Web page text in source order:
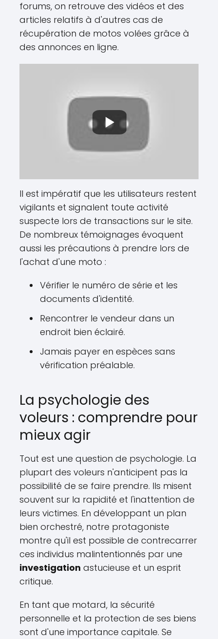
forums, on retrouve des vidéos et des
articles relatifs à d'autres cas de
récupération de motos volées grâce à
des annonces en ligne.
Il est impératif que les utilisateurs restent
vigilants et signalent toute activité
suspecte lors de transactions sur le site.
De nombreux témoignages évoquent
aussi les précautions à prendre lors de
l'achat d'une moto :
Vérifier le numéro de série et les
documents d'identité.
Rencontrer le vendeur dans un
endroit bien éclairé.
Jamais payer en espèces sans
vérification préalable.
La psychologie des
voleurs : comprendre pour
mieux agir
Tout est une question de psychologie. La
plupart des voleurs n'anticipent pas la
possibilité de se faire prendre. Ils misent
souvent sur la rapidité et l'inattention de
leurs victimes. En développant un plan
bien orchestré, notre protagoniste
montre qu'il est possible de contrecarrer
ces individus malintentionnés par une
investigation astucieuse et un esprit
critique.
En tant que motard, la sécurité
personnelle et la protection de ses biens
sont d'une importance capitale. Se